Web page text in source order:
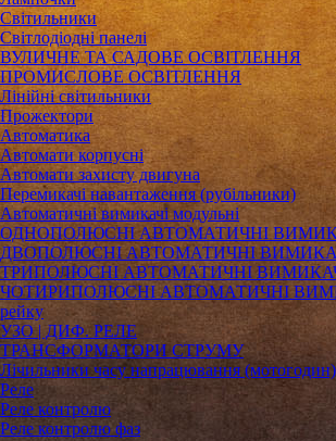
Світильники
Світлодіодні панелі
ВУЛИЧНЕ ТА САДОВЕ ОСВІТЛЕННЯ
ПРОМИСЛОВЕ ОСВІТЛЕННЯ
Лінійні світильники
Прожектори
Автоматика
Автомати корпусні
Автомати захисту двигуна
Перемикачі навантаження (рубільники)
Автоматичні вимикачі модульні
ОДНОПОЛЮСНІ АВТОМАТИЧНІ
ДВОПОЛЮСНІ АВТОМАТИЧНІ
ТРИПОЛЮСНІ АВТОМАТИЧНІ
ЧОТИРИПОЛЮСНІ АВТОМАТИЧНІ
рейку
УЗО | ДИФ. РЕЛЕ
ТРАНСФОРМАТОРИ СТРУМУ
Лічильники часу напрацювання (мотогодин)
Реле
Реле контролю
Реле контролю фаз